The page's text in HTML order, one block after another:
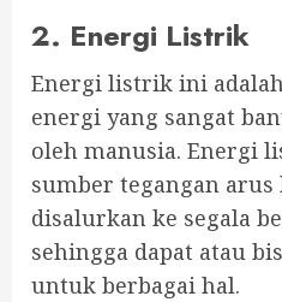
2. Energi Listrik
Energi listrik ini
energi yang sangat
oleh manusia. Energi
sumber tegangan
disalurkan ke segala
sehingga dapat atau
untuk berbagai hal.